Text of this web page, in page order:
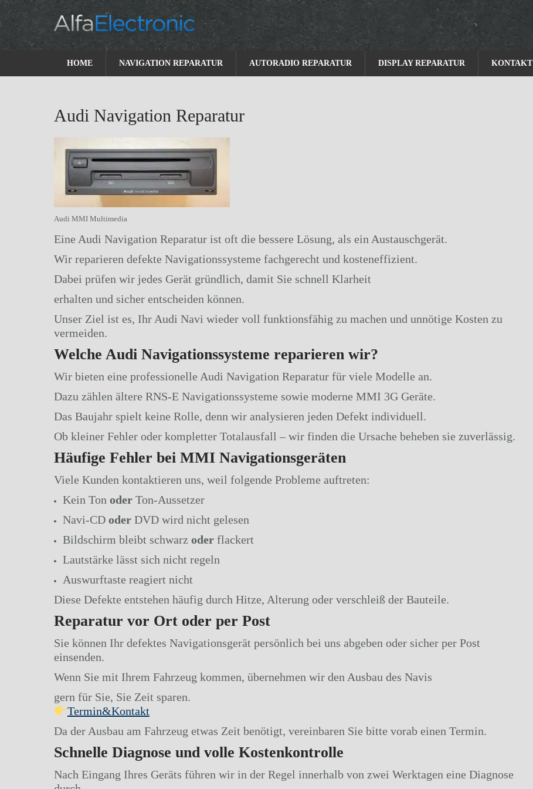
Skip
to
HOME NAVIGATION REPARATUR AUTORADIO REPARATUR DISPLAY REPARATUR KONTAKT
Audi Navigation Reparatur
Audi MMI Multimedia
Eine Audi Navigation Reparatur ist oft die bessere Lösung, als ein Austauschgerät.
Wir reparieren defekte Navigationssysteme fachgerecht und kosteneffizient.
Dabei prüfen wir jedes Gerät gründlich, damit Sie schnell Klarheit
erhalten und sicher entscheiden können.
Unser Ziel ist es, Ihr Audi Navi wieder voll funktionsfähig zu machen und unnötige Kosten zu
vermeiden.
Welche Audi Navigationssysteme reparieren wir?
Wir bieten eine professionelle Audi Navigation Reparatur für viele Modelle an.
Dazu zählen ältere RNS-E Navigationssysteme sowie moderne MMI 3G Geräte.
Das Baujahr spielt keine Rolle, denn wir analysieren jeden Defekt individuell.
Ob kleiner Fehler oder kompletter Totalausfall – wir finden die Ursache beheben sie zuverlässig.
Häufige Fehler bei MMI Navigationsgeräten
Viele Kunden kontaktieren uns, weil folgende Probleme auftreten:
Kein Ton oder Ton-Aussetzer
Navi-CD oder DVD wird nicht gelesen
Bildschirm bleibt schwarz oder flackert
Lautstärke lässt sich nicht regeln
Auswurftaste reagiert nicht
Diese Defekte entstehen häufig durch Hitze, Alterung oder verschleiß der Bauteile.
Reparatur vor Ort oder per Post
Sie können Ihr defektes Navigationsgerät persönlich bei uns abgeben oder sicher per Post
einsenden.
Wenn Sie mit Ihrem Fahrzeug kommen, übernehmen wir den Ausbau des Navis
gern für Sie, Sie Zeit sparen.
Termin&Kontakt
Da der Ausbau am Fahrzeug etwas Zeit benötigt, vereinbaren Sie bitte vorab einen Termin.
Schnelle Diagnose und volle Kostenkontrolle
Nach Eingang Ihres Geräts führen wir in der Regel innerhalb von zwei Werktagen eine Diagnose